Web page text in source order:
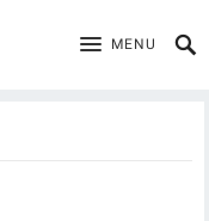
MENU